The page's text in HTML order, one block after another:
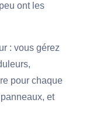
ont les
: vous gérez
pour chaque
et